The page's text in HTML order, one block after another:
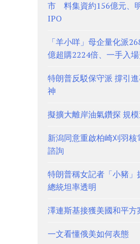
市 料集資約156億元、
IPO
「羊小咩」母企量化派
億超購2224倍、一手入
特朗普反駁保守派 撐引
神
擬擴大離岸油氣鑽探 規
新潟同意重啟柏崎刈羽
諮詢
特朗普稱女記者「小豬」
總統坦率透明
澤連斯基接獲美國和平
一文看懂俄美如何表態